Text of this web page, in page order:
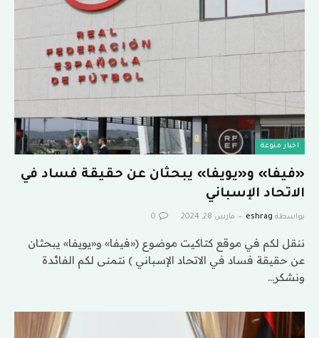
اخبار منوعة
«فيفا» و«يويفا» يبحثان عن حقيقة فساد في
الاتحاد الإسباني
بواسطة eshrag مارس 28, 2024 0
ننقل لكم في موقع كتاكيت موضوع («فيفا» و«يويفا» يبحثان
عن حقيقة فساد في الاتحاد الإسباني ) نتمنى لكم الفائدة
ونشكر…